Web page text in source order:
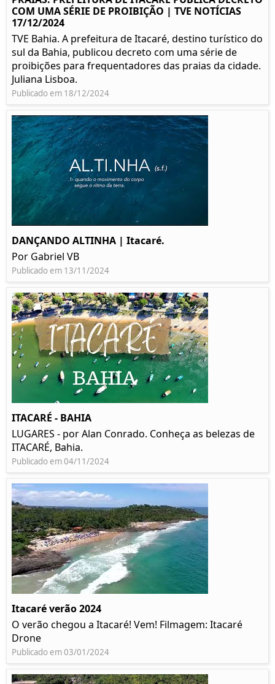
COM UMA SÉRIE DE PROIBIÇÃO | TVE NOTÍCIAS
17/12/2024
TVE Bahia. A prefeitura de Itacaré, destino turístico do
sul da Bahia, publicou decreto com uma série de
proibições para frequentadores das praias da cidade.
Juliana Lisboa.
Publicado em 18/12/2024
DANÇANDO ALTINHA | Itacaré.
Por Gabriel VB
Publicado em 13/11/2024
ITACARÉ - BAHIA
LUGARES - por Alan Conrado. Conheça as belezas de
ITACARÉ, Bahia.
Publicado em 04/11/2024
Itacaré verão 2024
O verão chegou a Itacaré! Vem! Filmagem: Itacaré
Drone
Publicado em 03/01/2024